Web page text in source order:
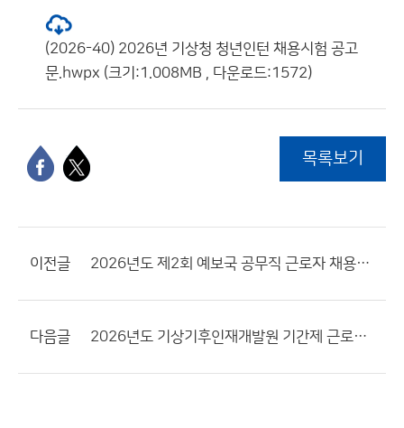
(2026-40) 2026년 기상청 청년인턴 채용시험 공고
문.hwpx (크기:1.008MB , 다운로드:1572)
목록보기
이전글 2026년도 제2회 예보국 공무직 근로자 채용시험 최종합격자 공고
다음글 2026년도 기상기후인재개발원 기간제 근로자(사무보조원) 채용 재공고